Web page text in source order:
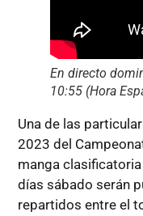
En directo
10:55 (Hora
Una de las
2023 del
manga
días sábado serán
repartidos entre el